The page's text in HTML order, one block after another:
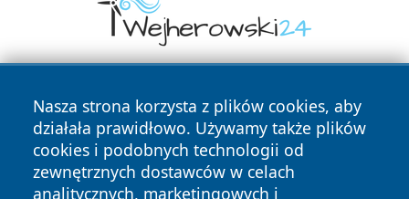
Nasza strona korzysta z plików cookies, aby
działała prawidłowo. Używamy także plików
cookies i podobnych technologii od
zewnętrznych dostawców w celach
analitycznych, marketingowych i
Copyright © 2026 tczewski24.pl Wszystkie prawa zastrzeżone.